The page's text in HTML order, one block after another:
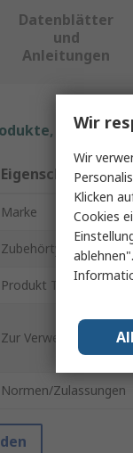
Datenblätter
und
Anleitungen
indem
Eigenschaft
Marke
Zubehörtyp
Produkt Typ
Zur Verwendung mit
Normen/Zulassungen
Wir
Wir
Klicken
Cookies